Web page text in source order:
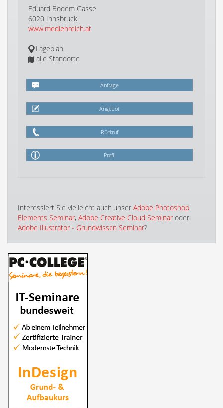
Eduard Bodem Gasse
6020 Innsbruck
www.medienreich.at
Lageplan
alle Standorte
Anfrage
Angebot
Rückruf
Profil
Interessiert Sie vielleicht auch unser Adobe Photoshop
Elements Seminar, Adobe Creative Cloud Seminar oder
Adobe Illustrator - Grundwissen Seminar?